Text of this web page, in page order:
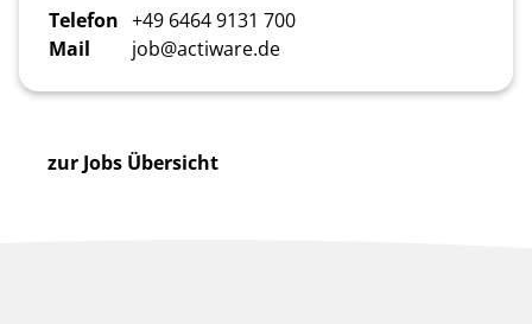
Telefon +49 6464 9131 700
Mail
job@actiware.de
zur Jobs Übersicht